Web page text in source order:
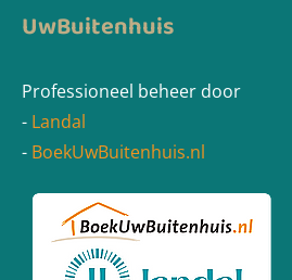
UwBuitenhuis
Professioneel beheer door
- Landal
- BoekUwBuitenhuis.nl